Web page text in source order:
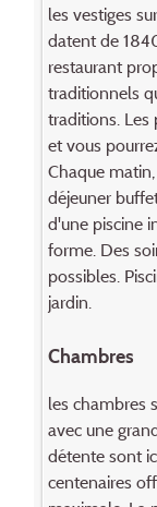
les vestiges
datent de
restaurant
traditionnels
traditions. Les
et vous
Chaque
déjeuner
d'une piscine
forme. Des
possibles.
jardin.
Chambres
les chambres
avec une
détente sont
centenaires